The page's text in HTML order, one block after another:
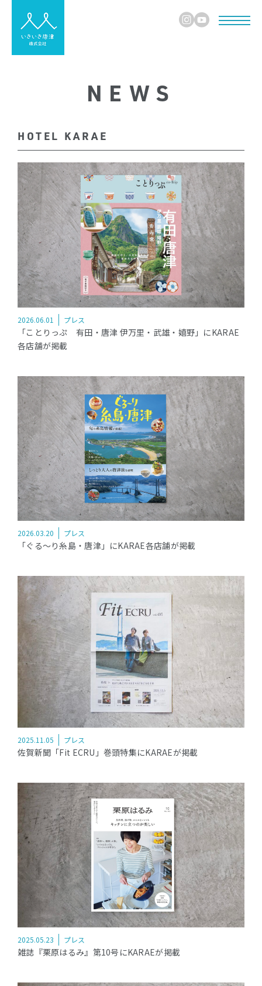
NEWS
HOTEL KARAE
2026.06.01 プレス
「ことりっぷ 有田・唐津 伊万里・武雄・嬉野」にKARAE
各店舗が掲載
2026.03.20 プレス
「ぐる〜り糸島・唐津」にKARAE各店舗が掲載
2025.11.05 プレス
佐賀新聞「Fit ECRU」巻頭特集にKARAEが掲載
2025.05.23 プレス
雑誌『栗原はるみ』第10号にKARAEが掲載